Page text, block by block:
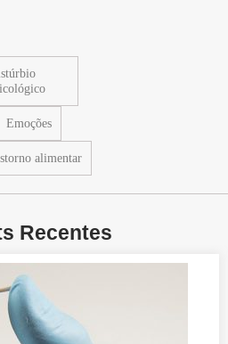
Emoções
alimentar
Recentes